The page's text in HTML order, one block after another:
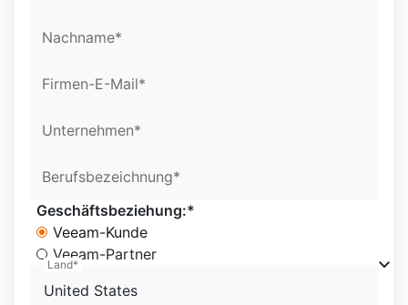
Nachname*
Firmen-E-Mail*
Unternehmen*
Berufsbezeichnung*
Geschäftsbeziehung:*
Veeam-Kunde
Veeam-Partner
Land*
United States